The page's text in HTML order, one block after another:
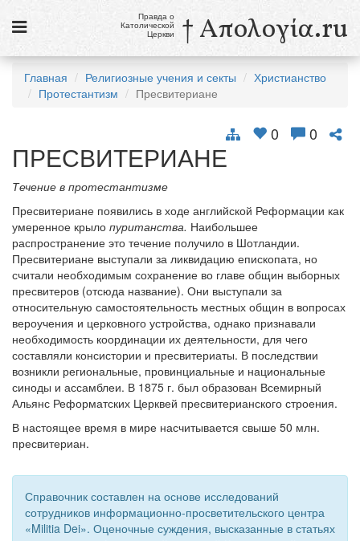
Новости
Галерея
Викторины
Ссылки
Религиозные учения и секты, справочник
8 августа
Св. Доминик, священник
см. календарь
Обратная связь
mail@apologia.ru
Отправить сообщение
Правда о
Католической
Церкви † Απολογία.ru
Главная Религиозные учения и секты
Христианство
Протестантизм
Пресвитериане
0 0
ПРЕСВИТЕРИАНЕ
Течение в протестантизме
Пресвитериане появились в ходе английской Реформации как
умеренное крыло пуританства. Наибольшее
распространение это течение получило в Шотландии.
Пресвитериане выступали за ликвидацию епископата, но
считали необходимым сохранение во главе общин выборных
пресвитеров (отсюда название). Они выступали за
относительную самостоятельность местных общин в вопросах
вероучения и церковного устройства, однако признавали
необходимость координации их деятельности, для чего
составляли консистории и пресвитериаты. В последствии
возникли региональные, провинциальные и национальные
синоды и ассамблеи. В 1875 г. был образован Всемирный
Альянс Реформатских Церквей пресвитерианского строения.
В настоящее время в мире насчитывается свыше 50 млн.
пресвитериан.
Справочник составлен на основе исследований
сотрудников информационно-просветительского центра
«Militia Dei». Оценочные суждения, высказанные в статьях